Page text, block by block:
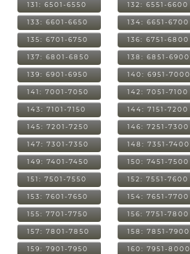
131: 6501-6550 132: 6551-6600
133: 6601-6650 134: 6651-6700
135: 6701-6750 136: 6751-6800
137: 6801-6850 138: 6851-6900
139: 6901-6950 140: 6951-7000
141: 7001-7050 142: 7051-7100
143: 7101-7150 144: 7151-7200
145: 7201-7250 146: 7251-7300
147: 7301-7350 148: 7351-7400
149: 7401-7450 150: 7451-7500
151: 7501-7550 152: 7551-7600
153: 7601-7650 154: 7651-7700
155: 7701-7750 156: 7751-7800
157: 7801-7850 158: 7851-7900
159: 7901-7950 160: 7951-8000